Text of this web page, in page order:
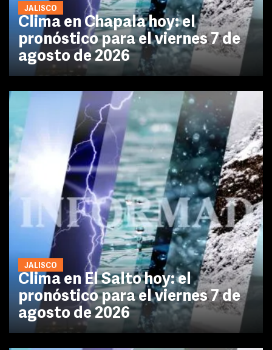
JALISCO
Clima en Chapala hoy: el
pronóstico para el viernes 7 de
agosto de 2026
JALISCO
Clima en El Salto hoy: el
pronóstico para el viernes 7 de
agosto de 2026